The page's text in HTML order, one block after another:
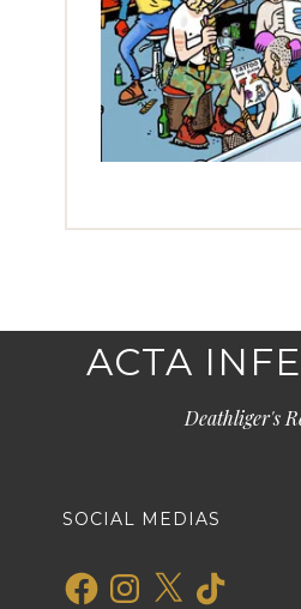
ACTA
Deathliger's
SOCIAL MEDIAS
FacebookInstagram
X TikTok